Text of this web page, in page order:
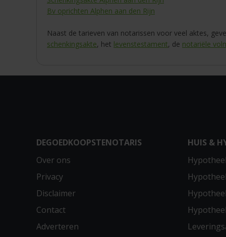
Bv oprichten Alphen aan den Rijn
Naast de tarieven van notarissen voor veel aktes,
schenkingsakte, het levenstestament, de notariële
DEGOEDKOOPSTENOTARIS
Over ons
Privacy
Disclaimer
Contact
Adverteren
HUIS &